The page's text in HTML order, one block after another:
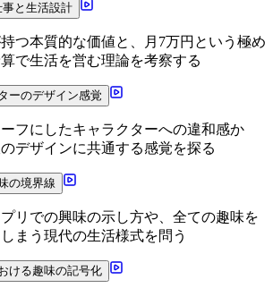
と生活設計
つ本質的な価値と、月7万円という極め
で生活を営む理論を考察する
ーのデザイン感覚
フにしたキャラクターへの違和感か
デザインに共通する感覚を探る
の境界線
リでの興味の示し方や、全ての趣味を
まう現代の生活様式を問う
ける趣味の記号化